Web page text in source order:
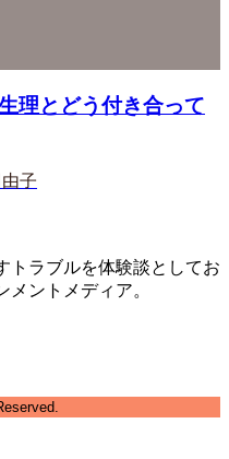
理とどう付き合って
子
トラブルを体験談としてお
ントメディア。